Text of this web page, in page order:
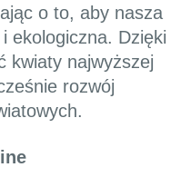
o to, aby nasza
ekologiczna. Dzięki
kwiaty najwyższej
rozwój